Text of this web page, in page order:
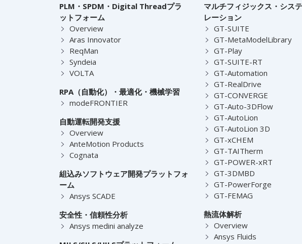
PLM・SPDM・Digital Threadプラ
ットフォーム
Overview
Aras Innovator
ReqMan
Syndeia
VOLTA
RPA（自動化）・最適化・機械学習
modeFRONTIER
自動運転開発支援
Overview
AnteMotion Products
Cognata
組込みソフトウェア開発プラットフォ
ーム
Ansys SCADE
安全性・信頼性分析
Ansys medini analyze
マルチフィジックス・シス
レーション
GT-SUITE
GT-MetaModelLibrary
GT-Play
GT-SUITE-RT
GT-Automation
GT-RealDrive
GT-CONVERGE
GT-Auto-3DFlow
GT-AutoLion
GT-AutoLion 3D
GT-xCHEM
GT-TAITherm
GT-POWER-xRT
GT-3DMBD
GT-PowerForge
GT-FEMAG
熱流体解析
Overview
Ansys Fluids